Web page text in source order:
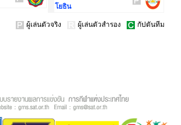
โยธิน
ผู้เล่นตัวจริง ผู้เล่นตัวสำรอง กัปตันทีม